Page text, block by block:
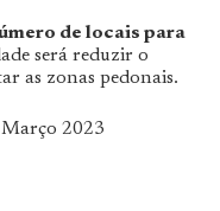
de locais para
será reduzir o
as zonas pedonais.
2023